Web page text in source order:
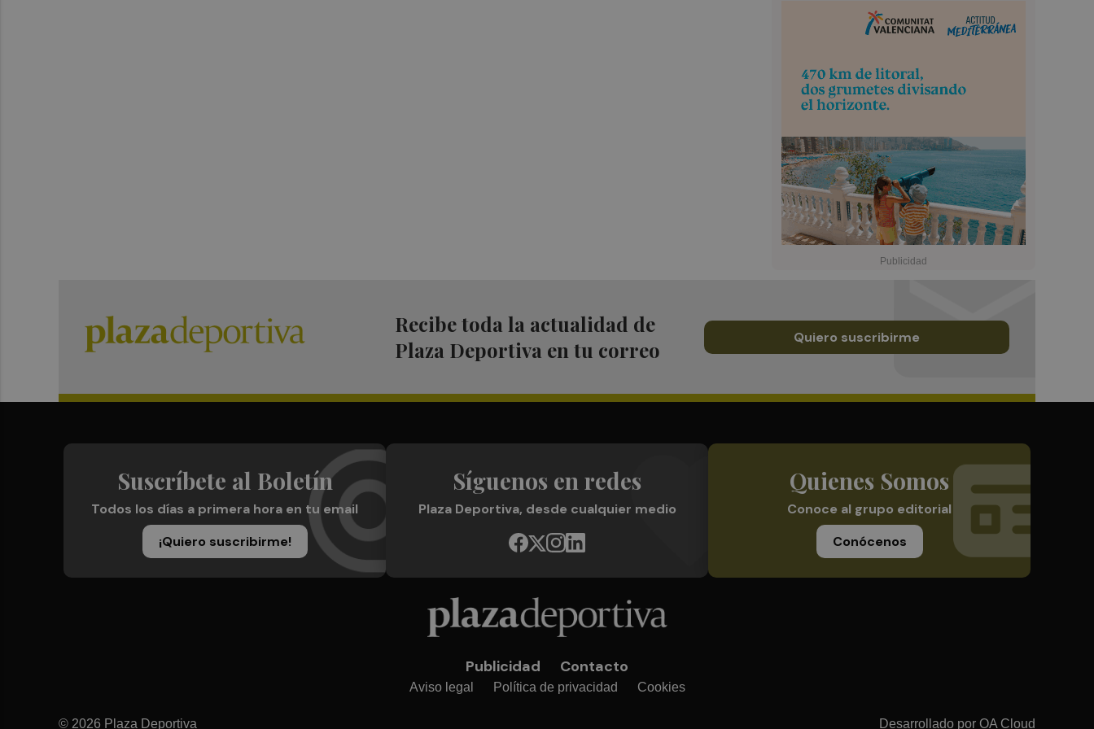
Recibe toda la actualidad de
Plaza Deportiva en tu correo
Quiero suscribirme
Suscríbete al Boletín
Todos los días a primera hora en tu email
¡Quiero suscribirme!
Síguenos en redes
Plaza Deportiva, desde cualquier medio
Quienes Somos
Conoce al grupo editorial
Conócenos
Publicidad Contacto
Aviso legal Política de privacidad Cookies
© 2026 Plaza Deportiva Desarrollado por OA Cloud